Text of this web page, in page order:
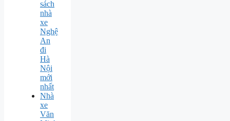
sách
nhà
xe
Nghệ
An
đi
Hà
Nội
mới
nhất
Nhà
xe
Văn